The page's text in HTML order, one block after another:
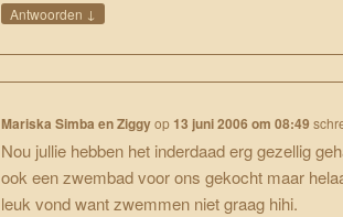
Antwoorden ↓
Mariska Simba en Ziggyop 13 juni 2006 om 08:49
Nou jullie hebben het inderdaad erg gezellig
ook een zwembad voor ons gekocht maar
leuk vond want zwemmen niet graag hihi.